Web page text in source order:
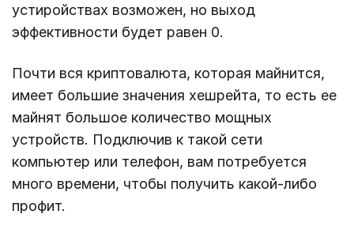
устиройствах возможен, но выход
эффективности будет равен 0.
Почти вся криптовалюта, которая майнится,
имеет большие значения хешрейта, то есть ее
майнят большое количество мощных
устройств. Подключив к такой сети
компьютер или телефон, вам потребуется
много времени, чтобы получить какой-либо
профит.